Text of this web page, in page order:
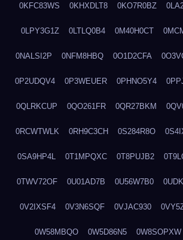
0KFC83WS 0KHXDLT8 0KO7R0BZ
0LPY3G1Z 0LTLQ0B4 0M40H0CT
0NALSI2P 0NFM8HBQ 0O1D2CFA
0P2UDQV4 0P3WEUER 0PHNO5Y4
0QLRKCUP 0QO261FR 0QR27BKM
0RCWTWLK 0RH9C3CH 0S284R8O
0SA9HP4L 0T1MPQXC 0T8PUJB2
0TWV72OF 0U01AD7B 0U56W7B0
0V2IXSF4 0V3N6SQF 0VJAC930
0W58MBQO 0W5D86N5 0W8SOPXW